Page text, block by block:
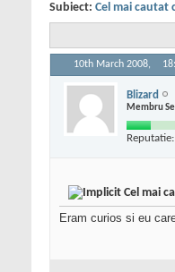
Subiect: Cel mai cautat
10th March 2008,
Blizard
Membru
Reputatie:
Cel mai
Eram curios si eu